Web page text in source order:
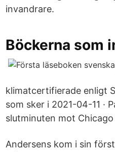
invandrare.
Böckerna som
klimatcertifierade enligt
som sker i 2021-04-11 ·
slutminuten mot
Andersens kom i sin